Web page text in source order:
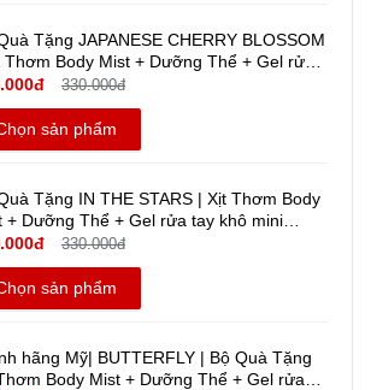
Tặng JAPANESE CHERRY BLOSSOM
Thơm Body Mist + Dưỡng Thể + Gel rửa
mini travel size - Bath And Body Works
hãng Mỹ
330.000đ
sản phẩm
Tặng IN THE STARS | Xịt Thơm Body
+ Dưỡng Thể + Gel rửa tay khô mini
size | Bath And Body Works | Chính
Mỹ
330.000đ
sản phẩm
hãng Mỹ| BUTTERFLY | Bộ Quà Tặng
Body Mist + Dưỡng Thể + Gel rửa